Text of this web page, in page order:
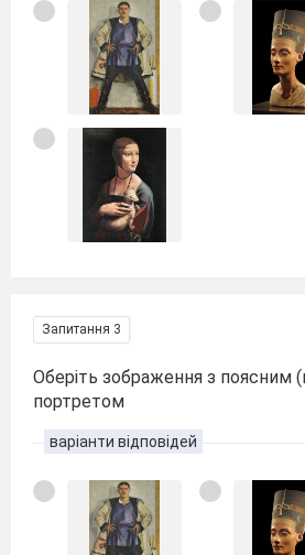
Запитання 3
Оберіть зображення з поясним
портретом
варіанти відповідей